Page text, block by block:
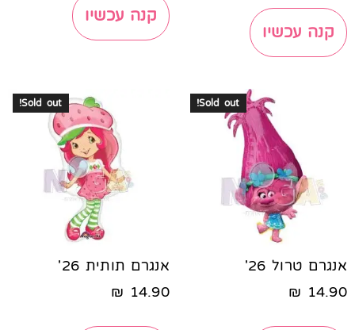
קנה עכשיו
קנה עכשיו
Sold out!
אנגרם טרול 26'
14.90
₪
Sold out!
אנגרם תותית 26'
14.90
₪